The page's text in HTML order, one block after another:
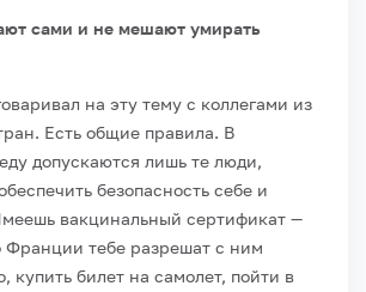
сами и не мешают умирать
на эту тему с коллегами из
Есть общие правила. В
допускаются лишь те люди,
безопасность себе и
вакцинальный сертификат —
Франции тебе разрешат с ним
купить билет на самолет, пойти в